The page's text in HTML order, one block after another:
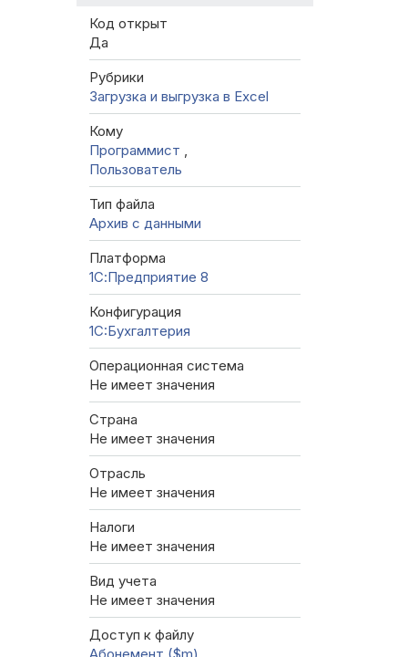
Код открыт
Да
Рубрики
Загрузка и выгрузка в Excel
Кому
Программист ,
Пользователь
Тип файла
Архив с данными
Платформа
1С:Предприятие 8
Конфигурация
1C:Бухгалтерия
Операционная система
Не имеет значения
Страна
Не имеет значения
Отрасль
Не имеет значения
Налоги
Не имеет значения
Вид учета
Не имеет значения
Доступ к файлу